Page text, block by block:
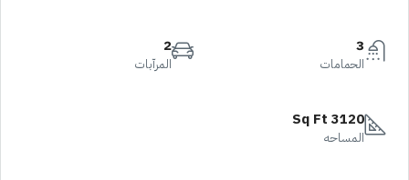
3
الحمامات
2
المرآبات
3120 Sq Ft
المساحه